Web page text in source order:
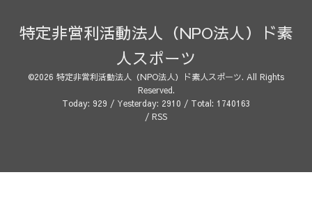
特定非営利活動法人（NPO法人）ド素
人スポーツ
©2026 特定非営利活動法人（NPO法人）ド素人スポーツ. All Rights
Reserved.
Today: 929 / Yesterday: 2910 / Total: 1740163
/ RSS